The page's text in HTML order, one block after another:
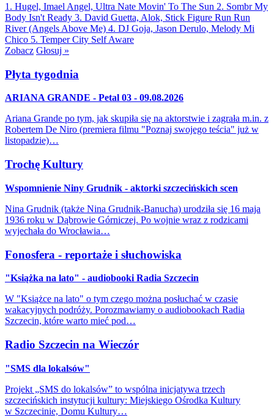
1. Hugel, Imael Angel, Ultra Nate Movin' To The Sun 2. Sombr My
Body Isn't Ready 3. David Guetta, Alok, Stick Figure Run Run
River (Angels Above Me) 4. DJ Goja, Jason Derulo, Melody Mi
Chico 5. Temper City Self Aware
Zobacz Głosuj »
Płyta tygodnia
ARIANA GRANDE - Petal 03 - 09.08.2026
Ariana Grande po tym, jak skupiła się na aktorstwie i zagrała m.in. z
Robertem De Niro (premiera filmu "Poznaj swojego teścia" już w
listopadzie)…
Trochę Kultury
Wspomnienie Niny Grudnik - aktorki szczecińskich scen
Nina Grudnik (także Nina Grudnik-Banucha) urodziła się 16 maja
1936 roku w Dąbrowie Górniczej. Po wojnie wraz z rodzicami
wyjechała do Wrocławia…
Fonosfera - reportaże i słuchowiska
"Książka na lato" - audiobooki Radia Szczecin
W "Książce na lato" o tym czego można posłuchać w czasie
wakacyjnych podróży. Porozmawiamy o audiobookach Radia
Szczecin, które warto mieć pod…
Radio Szczecin na Wieczór
"SMS dla lokalsów"
Projekt „SMS do lokalsów” to wspólna inicjatywa trzech
szczecińskich instytucji kultury: Miejskiego Ośrodka Kultury
w Szczecinie, Domu Kultury…